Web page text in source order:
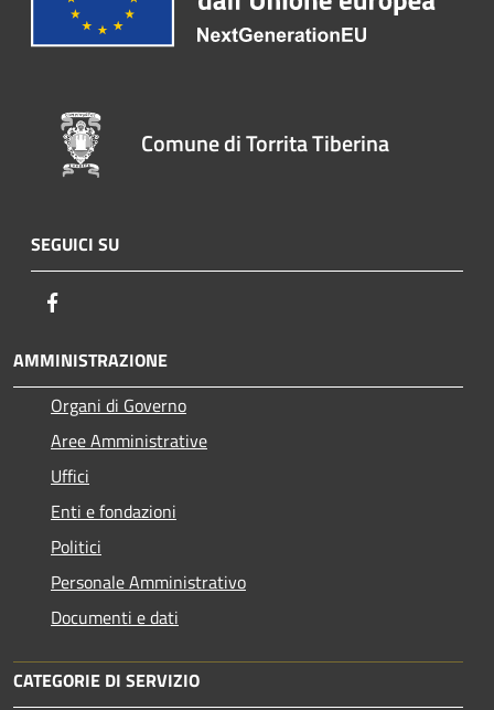
Comune di Torrita Tiberina
SEGUICI SU
AMMINISTRAZIONE
Organi di Governo
Aree Amministrative
Uffici
Enti e fondazioni
Politici
Personale Amministrativo
Documenti e dati
CATEGORIE DI SERVIZIO